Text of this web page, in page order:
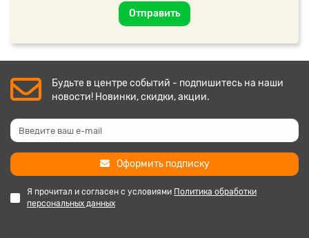
Отправить
Будьте в центре событий - подпишитесь на наши
новости! Новинки, скидки, акции.
Оформить подписку
Я прочитал и согласен с условиями Политика обработки
персональных данных